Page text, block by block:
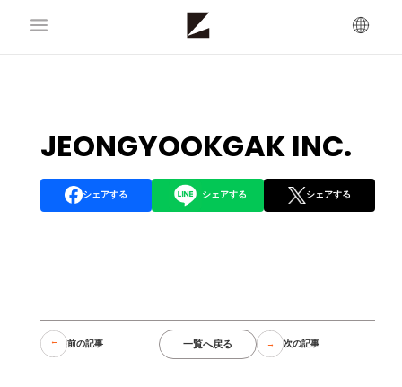
JEONGYOOKGAK INC.
シェアする シェアする シェアする
前の記事 一覧へ戻る 次の記事